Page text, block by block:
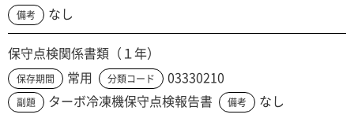
備考 なし
保守点検関係書類（１年）
保存期間 常用 分類コード 03330210
副題 ターボ冷凍機保守点検報告書 備考 なし